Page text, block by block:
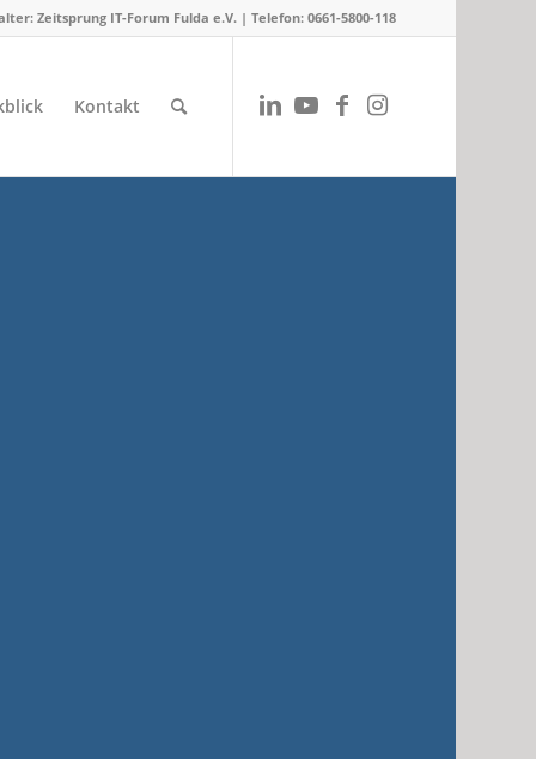
Zeitsprung IT-Forum Fulda e.V. | Telefon: 0661-5800-118
Kontakt